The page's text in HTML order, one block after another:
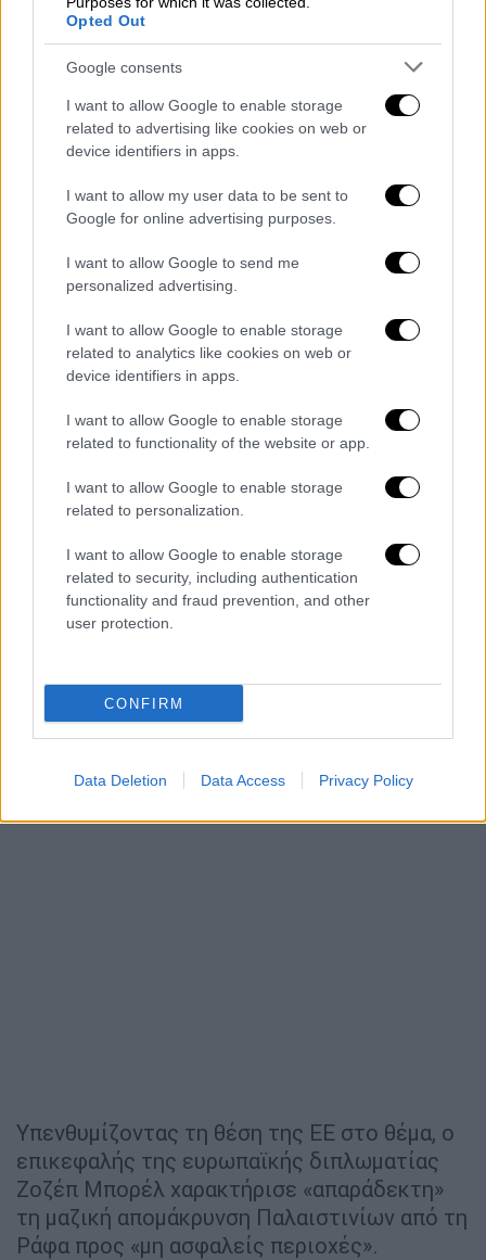
Opted Out
Google consents
I want to allow Google to enable storage
related to advertising like cookies on web or
device identifiers in apps.
I want to allow my user data to be sent to
Google for online advertising purposes.
I want to allow Google to send me
personalized advertising.
I want to allow Google to enable storage
related to analytics like cookies on web or
device identifiers in apps.
I want to allow Google to enable storage
related to functionality of the website or app.
I want to allow Google to enable storage
related to personalization.
I want to allow Google to enable storage
related to security, including authentication
functionality and fraud prevention, and other
user protection.
CONFIRM
Data Deletion Data Access Privacy Policy
Ο ισραηλινός στρατός εξέδωσεεντολές
εκκένωσηςκαι για την
Τζαμπλίγια και τη
Μπέιτ Λαχίαστο βόρειο τμήμα της Λωρίδας
της Γάζας, εξηγώντας ότι προχώρησε «σε
ευρείας κλίμακας επιχείρηση» στη συνοικία
Ζεϊτούν στην πόλη της Γάζας. Σύμφωνα με
την ίδια πηγή, η Χαμάς «προσπάθησε να
Ο πρόεδρος του Ευρωπαϊκού Συμβουλίου
Σαρλ Μισέλ χαρακτήρισε «απαράδεκτες» τις
εντολές απομάκρυνσης και ζήτησε από το
Ισραήλ να μην προχωρήσει σε «χερσαία
Ο γενικός γραμματέας του ΟΗΕ Αντόνιο
Γκουτέρες προειδοποίησε για «μια
κολοσσιαία ανθρωπιστική καταστροφή» σε
το Ισραήλ θεωρεί τελευταίο προπύργιο της
Χαμάς στη Γάζα.
Υπενθυμίζοντας τη θέση της ΕΕ στο θέμα, ο
επικεφαλής της ευρωπαϊκής διπλωματίας
Ζοζέπ Μπορέλ χαρακτήρισε «απαράδεκτη»
τη μαζική απομάκρυνση Παλαιστινίων από τη
Ράφα προς «μη ασφαλείς περιοχές».